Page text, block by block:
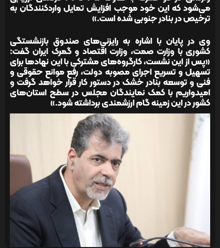
می‌شود که این خود موجب افزایش تمایل واردکنندگان به
ترخیص در بنادر جنوبی شده است.»
وی در پایان با اشاره به رایزنی‌های صندوق بازنشستگی
کشوری با وزارت صمت، وزارت اقتصاد و گمرک ایران گفت:
«پس از این نشست، کارگروه‌های مشترکی با این نهادها برای
تسهیل و تسریع اجرای مصوبه دولت، رفع موانع حقوقی و
فنی و توسعه بنادر خشک در دستور کار قرار خواهد گرفت و
امیدواریم با کمک نمایندگان مجلس در سطح استان‌های
کشور در این زمینه گام ارزشمندی برداشته شود.»